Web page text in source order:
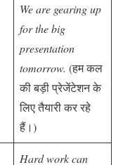
We are gearing up
for the big
presentation
tomorrow. (हम कल
की बड़ी प्रेजेंटेशन के
लिए तैयारी कर रहे
हैं।)
Hard work can